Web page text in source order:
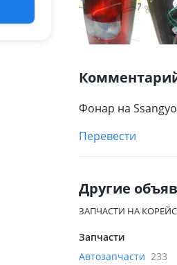
Фонар на
Перевести
Другие
ЗАПЧАСТИ НА
Запчасти
Автозапчасти 233